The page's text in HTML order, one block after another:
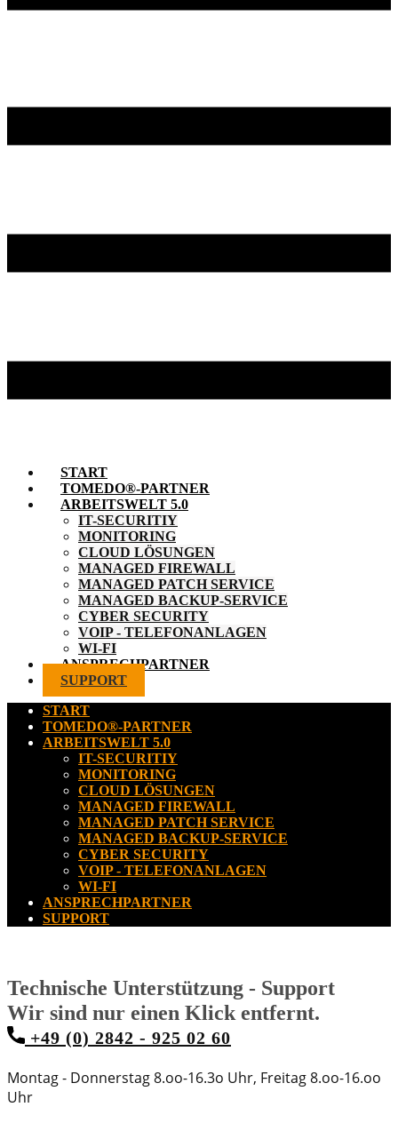
START
TOMEDO®-PARTNER
ARBEITSWELT 5.0
IT-SECURITIY
MONITORING
CLOUD LÖSUNGEN
MANAGED FIREWALL
MANAGED PATCH SERVICE
MANAGED BACKUP-SERVICE
CYBER SECURITY
VOIP - TELEFONANLAGEN
WI-FI
ANSPRECHPARTNER
SUPPORT
START
TOMEDO®-PARTNER
ARBEITSWELT 5.0
IT-SECURITIY
MONITORING
CLOUD LÖSUNGEN
MANAGED FIREWALL
MANAGED PATCH SERVICE
MANAGED BACKUP-SERVICE
CYBER SECURITY
VOIP - TELEFONANLAGEN
WI-FI
ANSPRECHPARTNER
SUPPORT
Technische Unterstützung - Support
Wir sind nur einen Klick entfernt.
+49 (0) 2842 - 925 02 60
Montag - Donnerstag 8.oo-16.3o Uhr, Freitag 8.oo-16.oo
Uhr